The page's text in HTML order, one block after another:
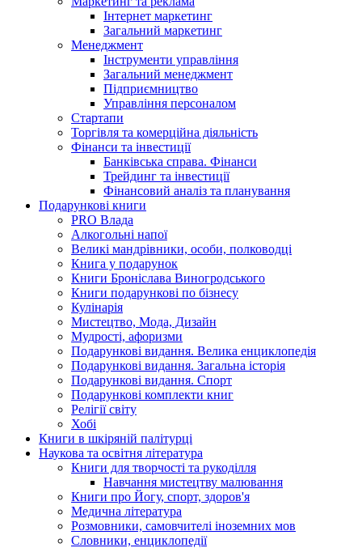
Інтернет маркетинг
Загальний маркетинг
Менеджмент
Інструменти управління
Загальний менеджмент
Підприємництво
Управління персоналом
Стартапи
Торгівля та комерційна діяльність
Фінанси та інвестиції
Банківська справа. Фінанси
Трейдинг та інвестиції
Фінансовий аналіз та планування
Подарункові книги
PRO Влада
Алкогольні напої
Великі мандрівники, особи, полководці
Книга у подарунок
Книги Броніслава Виногродського
Книги подарункові по бізнесу
Кулінарія
Мистецтво, Мода, Дизайн
Мудрості, афоризми
Подарункові видання. Велика енциклопедія
Подарункові видання. Загальна історія
Подарункові видання. Спорт
Подарункові комплекти книг
Релігії світу
Хобі
Книги в шкіряній палітурці
Наукова та освітня література
Книги для творчості та рукоділля
Навчання мистецтву малювання
Книги про Йогу, спорт, здоров'я
Медична література
Розмовники, самовчителі іноземних мов
Словники, енциклопедії